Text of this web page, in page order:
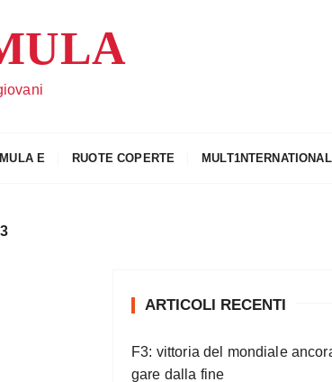
E RUOTE COPERTE MULT1NTERNATIONAL
ARTICOLI RECENTI
F3: vittoria del mondiale
gare dalla fine